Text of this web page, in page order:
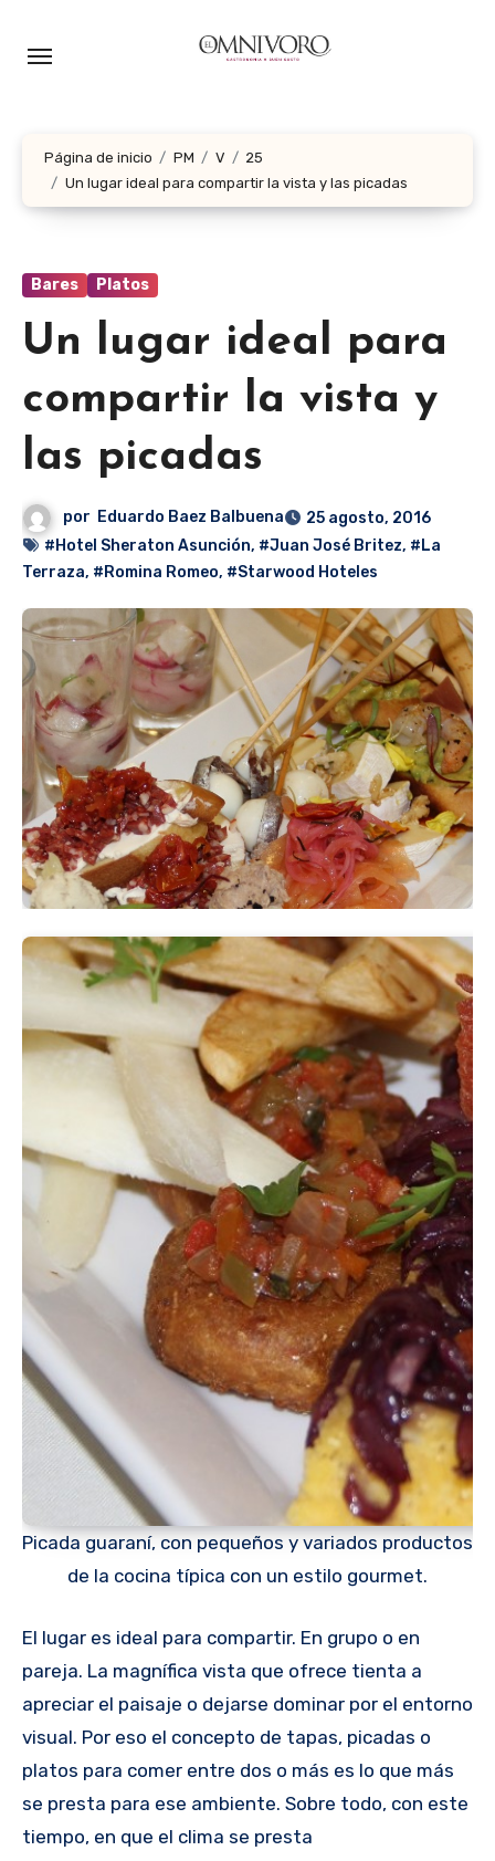
Página de inicio PM V
25
Un lugar ideal para compartir la vista y las picadas
Bares Platos
Un lugar ideal para
compartir la vista y
las picadas
por Eduardo Baez Balbuena
25 agosto, 2016
#Hotel Sheraton Asunción, #Juan José Britez, #La
Terraza, #Romina Romeo, #Starwood Hoteles
Picada guaraní, con pequeños y variados productos
de la cocina típica con un estilo gourmet.
El lugar es ideal para compartir. En grupo o en
pareja. La magnífica vista que ofrece tienta a
apreciar el paisaje o dejarse dominar por el entorno
visual. Por eso el concepto de tapas, picadas o
platos para comer entre dos o más es lo que más
se presta para ese ambiente. Sobre todo, con este
tiempo, en que el clima se presta